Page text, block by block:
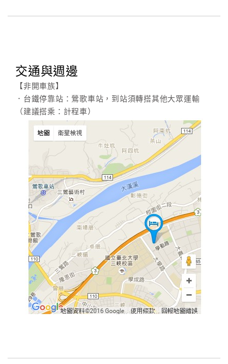
交通與週邊
【非開車族】
．台鐵停靠站：鶯歌車站，到站須轉搭其他大眾運輸
（建議搭乘：計程車）